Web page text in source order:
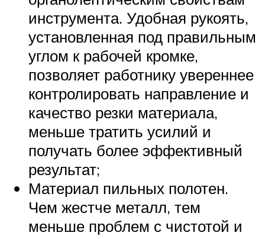
инструмента. Удобная рукоять,
установленная под правильным
углом к рабочей кромке,
позволяет работнику увереннее
контролировать направление и
качество резки материала,
меньше тратить усилий и
получать более эффективный
результат;
Материал пильных полотен.
Чем жестче металл, тем
меньше проблем с чистотой и